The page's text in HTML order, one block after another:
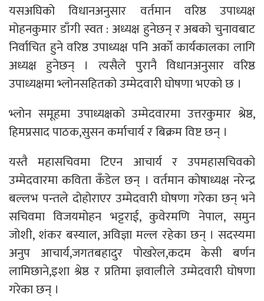
यसअघिको विधानअनुसार वर्तमान वरिष्ठ उपाध्यक्ष
मोहनकुमार डाँगी स्वत : अध्यक्ष हुनेछन् र अबको चुनावबाट
निर्वाचित हुने वरिष्ठ उपाध्यक्ष पनि अर्को कार्यकालका लागि
अध्यक्ष हुनेछन् । त्यसैले पुरानै विधानअनुसार वरिष्ठ
उपाध्यक्षमा भ्लोनसहितको उम्मेदवारी घोषणा भएको छ ।
भ्लोन समूहमा उपाध्यक्षको उम्मेदवारमा उत्तरकुमार श्रेष्ठ,
हिमप्रसाद पाठक,सुसन कर्माचार्य र बिक्रम विष्ट छन् ।
यस्तै महासचिवमा टिएन आचार्य र उपमहासचिवको
उम्मेदवारमा कविता कँडेल छन् । वर्तमान कोषाध्यक्ष नरेन्द्र
बल्लभ पन्तले दोहोराएर उम्मेदवारी घोषणा गरेका छन् भने
सचिवमा विजयमोहन भट्टराई, कुवेरमणि नेपाल, समुन
जोशी, शंकर बस्याल, अविज्ञा मल्ल रहेका छन् । सदस्यमा
अनुप आचार्य,जगतबहादुर पोखरेल,कदम केसी बर्णन
लामिछाने,इशा श्रेष्ठ र प्रतिमा ज्ञवालीले उम्मेदवारी घोषणा
गरेका छन् ।